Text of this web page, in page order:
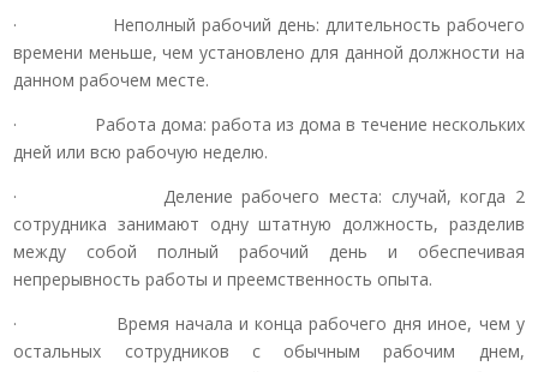
· Неполный рабочий день: длительность рабочего
времени меньше, чем установлено для данной должности на
данном рабочем месте.
· Работа дома: работа из дома в течение нескольких
дней или всю рабочую неделю.
· Деление рабочего места: случай, когда 2
сотрудника занимают одну штатную должность, разделив
между собой полный рабочий день и обеспечивая
непрерывность работы и преемственность опыта.
· Время начала и конца рабочего дня иное, чем у
остальных сотрудников с обычным рабочим днем,